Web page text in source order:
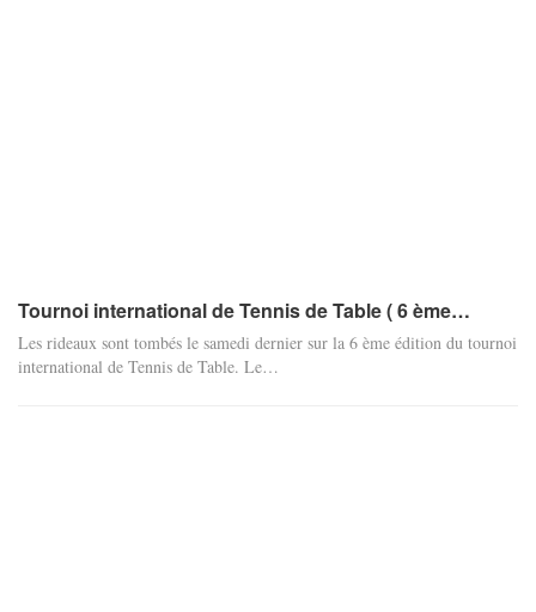
Tournoi international de Tennis de Table ( 6 ème…
Les rideaux sont tombés le samedi dernier sur la 6 ème édition du tournoi
international de Tennis de Table. Le…